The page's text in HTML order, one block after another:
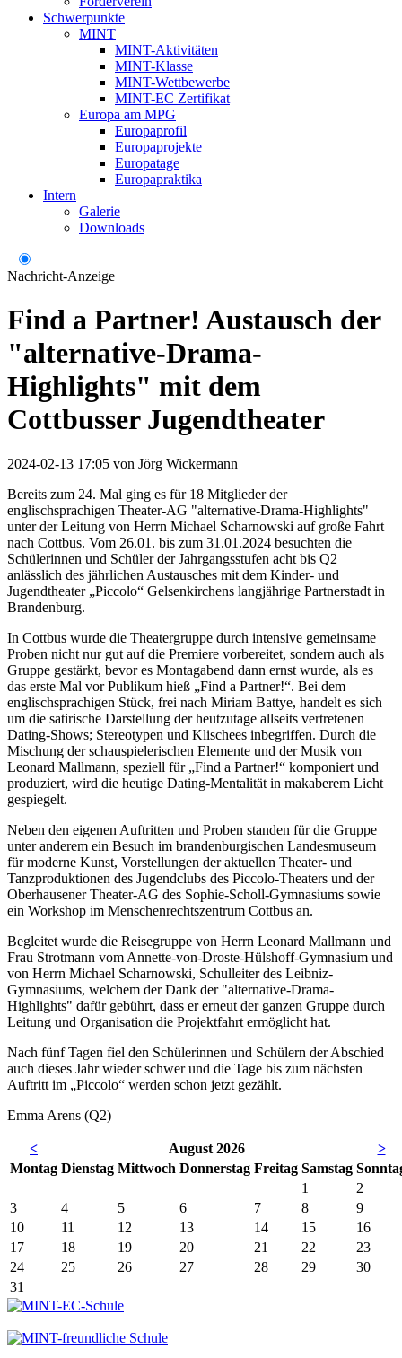
Schwerpunkte
MINT
MINT-Aktivitäten
MINT-Klasse
MINT-Wettbewerbe
MINT-EC Zertifikat
Europa am MPG
Europaprofil
Europaprojekte
Europatage
Europapraktika
Intern
Galerie
Downloads
Nachricht-Anzeige
Find a Partner! Austausch der
"alternative-Drama-
Highlights" mit dem
Cottbusser Jugendtheater
2024-02-13 17:05 von Jörg Wickermann
Bereits zum 24. Mal ging es für 18 Mitglieder der
englischsprachigen Theater-AG "alternative-Drama-Highlights"
unter der Leitung von Herrn Michael Scharnowski auf große Fahrt
nach Cottbus. Vom 26.01. bis zum 31.01.2024 besuchten die
Schülerinnen und Schüler der Jahrgangsstufen acht bis Q2
anlässlich des jährlichen Austausches mit dem Kinder- und
Jugendtheater „Piccolo“ Gelsenkirchens langjährige Partnerstadt in
Brandenburg.
In Cottbus wurde die Theatergruppe durch intensive gemeinsame
Proben nicht nur gut auf die Premiere vorbereitet, sondern auch als
Gruppe gestärkt, bevor es Montagabend dann ernst wurde, als es
das erste Mal vor Publikum hieß „Find a Partner!“. Bei dem
englischsprachigen Stück, frei nach Miriam Battye, handelt es sich
um die satirische Darstellung der heutzutage allseits vertretenen
Dating-Shows; Stereotypen und Klischees inbegriffen. Durch die
Mischung der schauspielerischen Elemente und der Musik von
Leonard Mallmann, speziell für „Find a Partner!“ komponiert und
produziert, wird die heutige Dating-Mentalität in makaberem Licht
gespiegelt.
Neben den eigenen Auftritten und Proben standen für die Gruppe
unter anderem ein Besuch im brandenburgischen Landesmuseum
für moderne Kunst, Vorstellungen der aktuellen Theater- und
Tanzproduktionen des Jugendclubs des Piccolo-Theaters und der
Oberhausener Theater-AG des Sophie-Scholl-Gymnasiums sowie
ein Workshop im Menschenrechtszentrum Cottbus an.
Begleitet wurde die Reisegruppe von Herrn Leonard Mallmann und
Frau Strotmann vom Annette-von-Droste-Hülshoff-Gymnasium und
von Herrn Michael Scharnowski, Schulleiter des Leibniz-
Gymnasiums, welchem der Dank der "alternative-Drama-
Highlights" dafür gebührt, dass er erneut der ganzen Gruppe durch
Leitung und Organisation die Projektfahrt ermöglicht hat.
Nach fünf Tagen fiel den Schülerinnen und Schülern der Abschied
auch dieses Jahr wieder schwer und die Tage bis zum nächsten
Auftritt im „Piccolo“ werden schon jetzt gezählt.
Emma Arens (Q2)
< August 2026
>
Montag Dienstag Mittwoch Donnerstag Freitag Samstag So
1
2
3
4 5 6 7 8
9
10
11 12 13 14 15
16
17
18 19 20 21 22
23
24
25 26 27 28 29
30
31